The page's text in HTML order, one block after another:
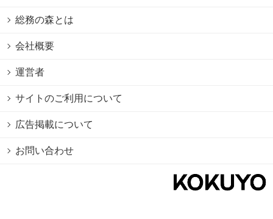
総務の森とは
会社概要
運営者
サイトのご利用について
広告掲載について
お問い合わせ